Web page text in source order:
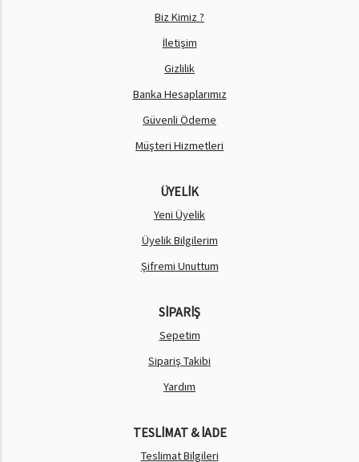
Biz Kimiz ?
İletişim
Gizlilik
Banka Hesaplarımız
Güvenli Ödeme
Müşteri Hizmetleri
ÜYELİK
Yeni Üyelik
Üyelik Bilgilerim
Şifremi Unuttum
SİPARİŞ
Sepetim
Sipariş Takibi
Yardım
TESLİMAT & İADE
Teslimat Bilgileri